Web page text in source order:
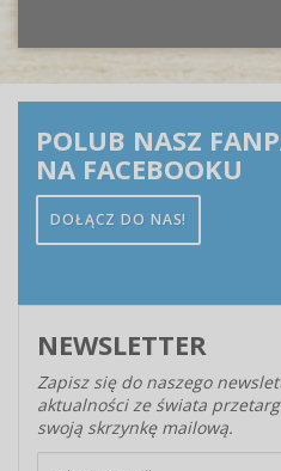
POLUB NASZ
NA FACEBOOKU
DOŁĄCZ DO NAS!
NEWSLETTER
Zapisz się do naszego
aktualności ze świata
swoją skrzynkę mailową.